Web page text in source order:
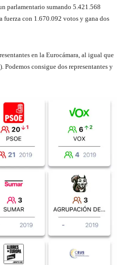
parlamentario sumando 5.421.568
fuerza con 1.670.092 votos y gana dos
en la Eurocámara, al igual que
Podemos consigue dos representantes y